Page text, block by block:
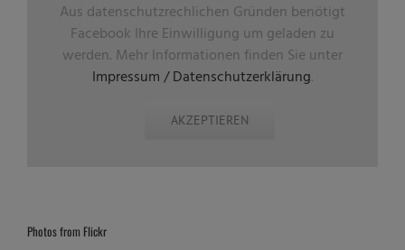
Aus datenschutzrechlichen Gründen benötigt
Facebook Ihre Einwilligung um geladen zu
werden. Mehr Informationen finden Sie unter
Impressum / Datenschutzerklärung.
AKZEPTIEREN
Photos from Flickr